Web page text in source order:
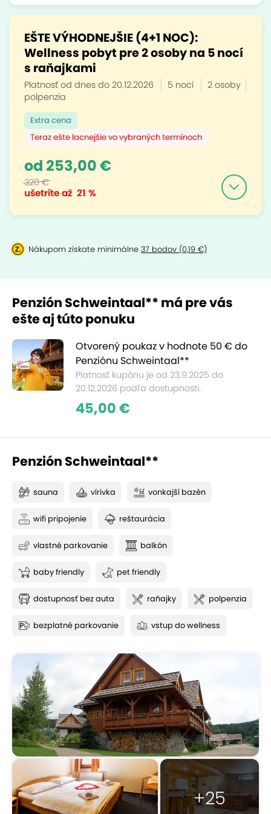
EŠTE VÝHODNEJŠIE (4+1 NOC):
Wellness pobyt pre 2 osoby na 5 nocí
s raňajkami
Platnosť od dnes do 20.12.2026 5 nocí
2 osoby
polpenzia
Extra cena
Teraz ešte lacnejšie vo vybraných termínoch
ušetríte až 21 %
od 253,00 €
320 €
Nákupom získate minimálne 37 bodov (0,19 €)
Penzión Schweintaal** má pre vás
ešte aj túto ponuku
Otvorený poukaz v hodnote 50 € do
Penziónu Schweintaal**
Platnosť kupónu je od 23.9.2025 do
20.12.2026 podľa dostupnosti.
45,00 €
Penzión Schweintaal**
sauna vírivka vonkajší bazén
wifi pripojenie reštaurácia
vlastné parkovanie balkón
baby friendly pet friendly
dostupnosť bez auta raňajky polpenzia
bezplatné parkovanie vstup do wellness
+25